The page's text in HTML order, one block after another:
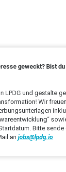
geweckt? Bist
LPDG und gestalte
Wir
Bitte sende
an jobs@lpdg.io